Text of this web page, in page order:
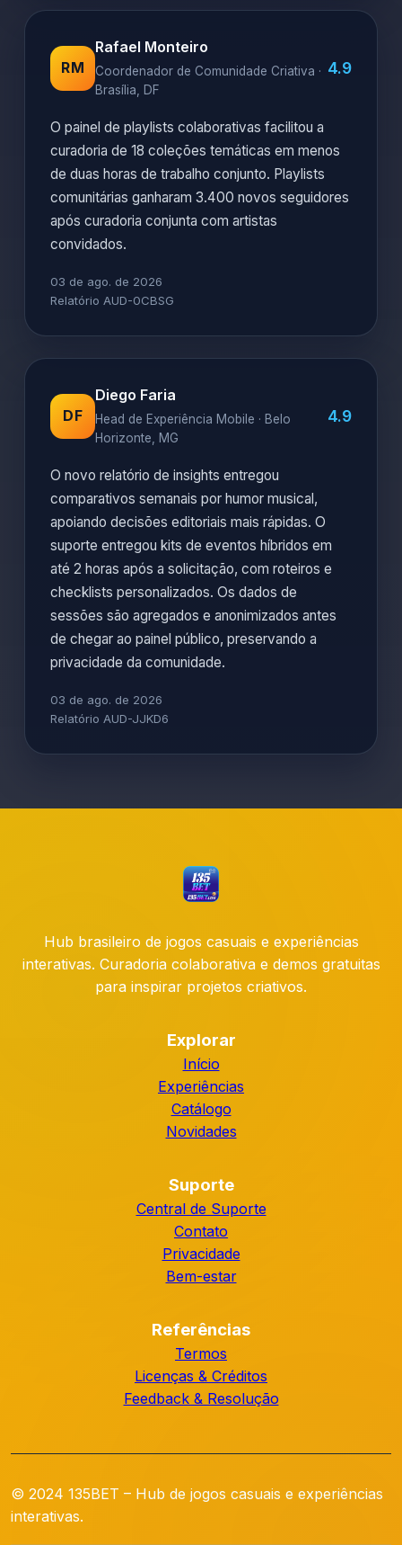
RM
Rafael Monteiro
Coordenador de Comunidade Criativa ·
Brasília, DF
4.9
O painel de playlists colaborativas facilitou a
curadoria de 18 coleções temáticas em menos
de duas horas de trabalho conjunto. Playlists
comunitárias ganharam 3.400 novos seguidores
após curadoria conjunta com artistas
convidados.
03 de ago. de 2026
Relatório AUD-0CBSG
DF
Diego Faria
Head de Experiência Mobile · Belo
Horizonte, MG
4.9
O novo relatório de insights entregou
comparativos semanais por humor musical,
apoiando decisões editoriais mais rápidas. O
suporte entregou kits de eventos híbridos em
até 2 horas após a solicitação, com roteiros e
checklists personalizados. Os dados de
sessões são agregados e anonimizados antes
de chegar ao painel público, preservando a
privacidade da comunidade.
03 de ago. de 2026
Relatório AUD-JJKD6
Hub brasileiro de jogos casuais e experiências
interativas. Curadoria colaborativa e demos gratuitas
para inspirar projetos criativos.
Explorar
Início
Experiências
Catálogo
Novidades
Suporte
Central de Suporte
Contato
Privacidade
Bem-estar
Referências
Termos
Licenças & Créditos
Feedback & Resolução
© 2024 135BET – Hub de jogos casuais e experiências
interativas.